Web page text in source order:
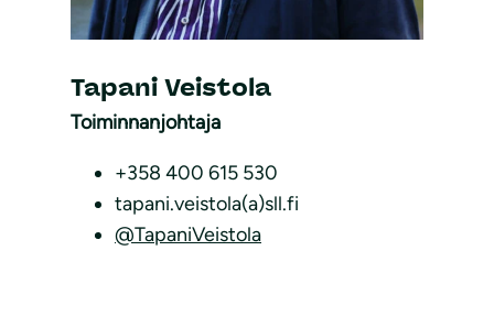
Toiminnanjohtaja
Tapani Veistola
+358 400 615 530
tapani.veistola(a)sll.fi
@TapaniVeistola